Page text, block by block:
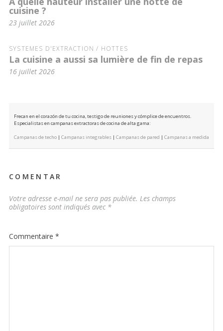
cuisine ?
23 juillet 2026
SYSTÈMES D'EXTRACTION / HOTTES
La cuisine a aussi sa lumière de fin de repas
16 juillet 2026
Frecan en el corazón de tu cocina, testigo de reuniones y cómplice de encuentros.
Especialistas en campanas extractoras de cocina de alta gama:
Campanas de techo | Campanas integrables | Campanas de pared | Campanas a medida
COMENTAR
Votre adresse e-mail ne sera pas publiée. Les champs
obligatoires sont indiqués avec *
Commentaire *